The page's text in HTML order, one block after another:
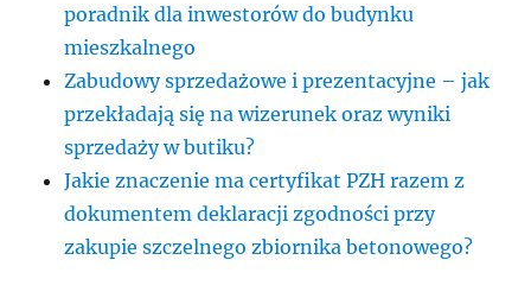
poradnik dla inwestorów do budynku
mieszkalnego
Zabudowy sprzedażowe i prezentacyjne – jak
przekładają się na wizerunek oraz wyniki
sprzedaży w butiku?
Jakie znaczenie ma certyfikat PZH razem z
dokumentem deklaracji zgodności przy
zakupie szczelnego zbiornika betonowego?